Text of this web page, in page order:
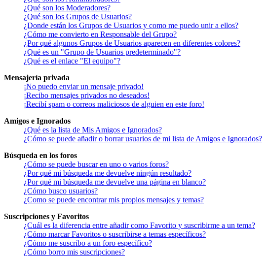
¿Qué son los Moderadores?
¿Qué son los Grupos de Usuarios?
¿Donde están los Grupos de Usuarios y como me puedo unir a ellos?
¿Cómo me convierto en Responsable del Grupo?
¿Por qué algunos Grupos de Usuarios aparecen en diferentes colores?
¿Qué es un "Grupo de Usuarios predeterminado"?
¿Qué es el enlace "El equipo"?
Mensajería privada
¡No puedo enviar un mensaje privado!
¡Recibo mensajes privados no deseados!
¡Recibí spam o correos maliciosos de alguien en este foro!
Amigos e Ignorados
¿Qué es la lista de Mis Amigos e Ignorados?
¿Cómo se puede añadir o borrar usuarios de mi lista de Amigos e Ignorados?
Búsqueda en los foros
¿Cómo se puede buscar en uno o varios foros?
¿Por qué mi búsqueda me devuelve ningún resultado?
¿Por qué mi búsqueda me devuelve una página en blanco?
¿Cómo busco usuarios?
¿Como se puede encontrar mis propios mensajes y temas?
Suscripciones y Favoritos
¿Cuál es la diferencia entre añadir como Favorito y suscribirme a un tema?
¿Cómo marcar Favoritos o suscribirse a temas específicos?
¿Cómo me suscribo a un foro específico?
¿Cómo borro mis suscripciones?